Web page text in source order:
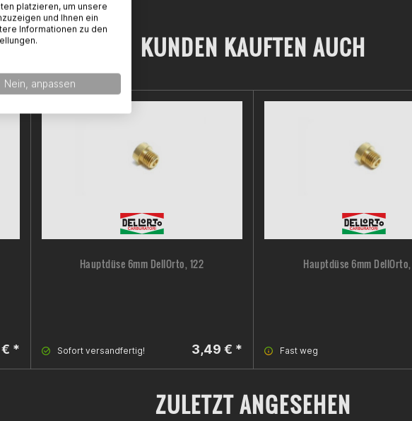
KUNDEN KAUFTEN AUCH
*
Hauptdüse 6mm DellOrto, 122
Sofort versandfertig! 3,49 € *
Hauptdüse 6mm DellOrto,
Fast weg
ZULETZT ANGESEHEN
platzieren, um unsere
und Ihnen ein
Informationen zu den
Nein, anpassen